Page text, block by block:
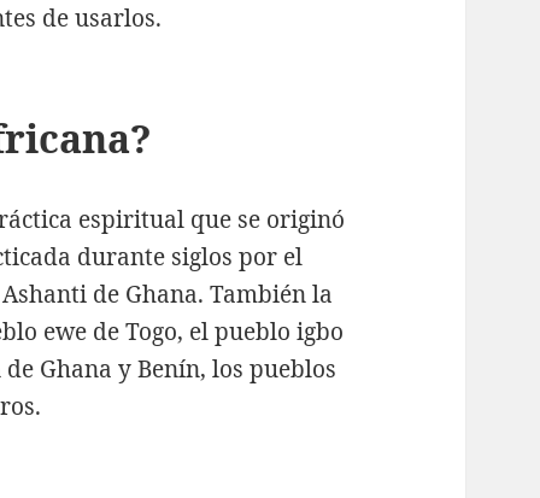
de usarlos.
espiritual que se originó
durante siglos por el
de Ghana. También la
ewe de Togo, el pueblo igbo
Ghana y Benín, los pueblos